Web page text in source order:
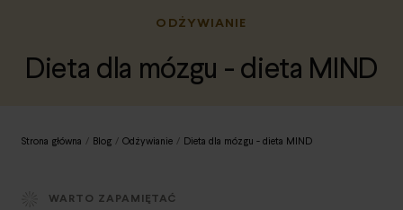
ODŻYWIANIE
Dieta dla mózgu - dieta MIND
Strona główna / Blog / Odżywianie / Dieta dla mózgu - dieta MIND
WARTO ZAPAMIĘTAĆ